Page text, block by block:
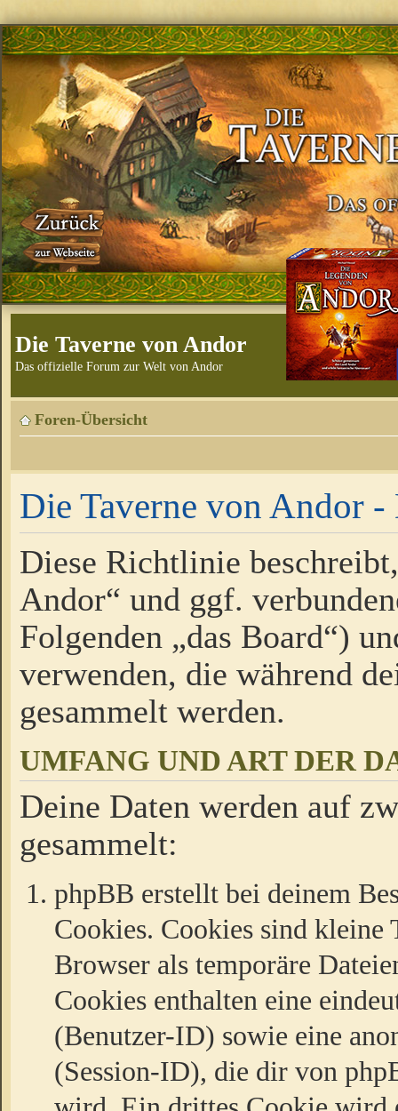
Die Taverne von Andor
Das offizielle Forum zur Welt von Andor
Foren-Übersicht
Die Taverne von Andor
Diese Richtlinie
Andor“ und ggf.
Folgenden „das Board“)
verwenden, die während
gesammelt werden.
UMFANG UND ART DER
Deine Daten werden auf
gesammelt:
phpBB erstellt bei deinem
Cookies. Cookies sind kleine
Browser als temporäre
Cookies enthalten eine
(Benutzer-ID) sowie eine
(Session-ID), die dir von